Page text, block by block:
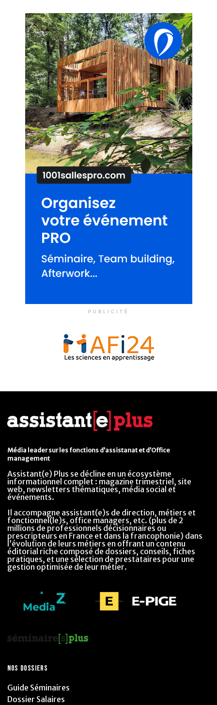
PUBLICITÉ
Média leader sur les fonctions d’assistanat et d’Office
management
Assistant(e) Plus se décline en un écosystème
informationnel complet : magazine trimestriel, site
web, newsletters thématiques, média social et
événements.
Il accompagne assistant(e)s de direction, métiers et
fonctionnel(le)s, office managers, etc. (plus de 2
millions de professionnels décisionnaires ou
prescripteurs en France et dans la francophonie) dans
l’évolution de leurs métiers en offrant un contenu
éditorial riche composé de dossiers, conseils, fiches
pratiques, et une sélection de prestataires pour une
gestion optimisée de leur métier.
NOS DOSSIERS
Guide Séminaires
Dossier Salaires